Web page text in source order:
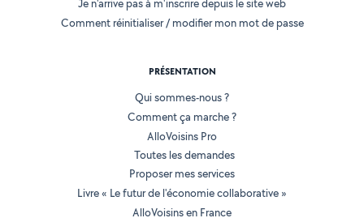
Je n'arrive pas à m'inscrire depuis le site web
Comment réinitialiser / modifier mon mot de passe
PRÉSENTATION
Qui sommes-nous ?
Comment ça marche ?
AlloVoisins Pro
Toutes les demandes
Proposer mes services
Livre « Le futur de l'économie collaborative »
AlloVoisins en France